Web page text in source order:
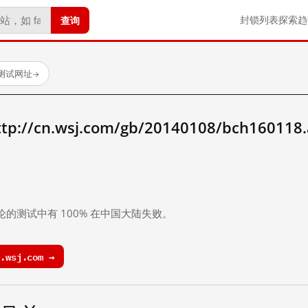
查询 封锁列表探索
试网址→
cn.wsj.com/gb/20140108/
测试中有 100% 在中国大陆失败。
→